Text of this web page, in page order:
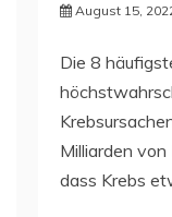
August 15,
Die 8
Milliarden
dass Krebs